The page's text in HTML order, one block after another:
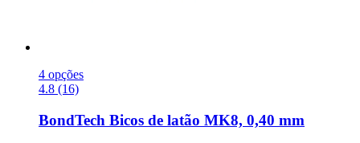
4 opções
4.8 (16)
BondTech Bicos de latão MK8, 0,40 mm